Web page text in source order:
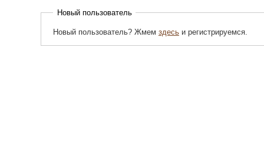
Новый пользователь
Новый пользователь? Жмем здесьи регистрируемся.